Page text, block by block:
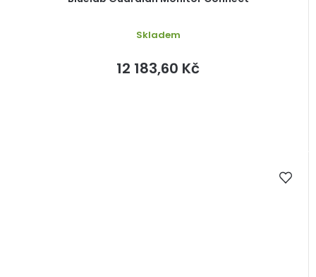
Skladem
12 183,60 Kč